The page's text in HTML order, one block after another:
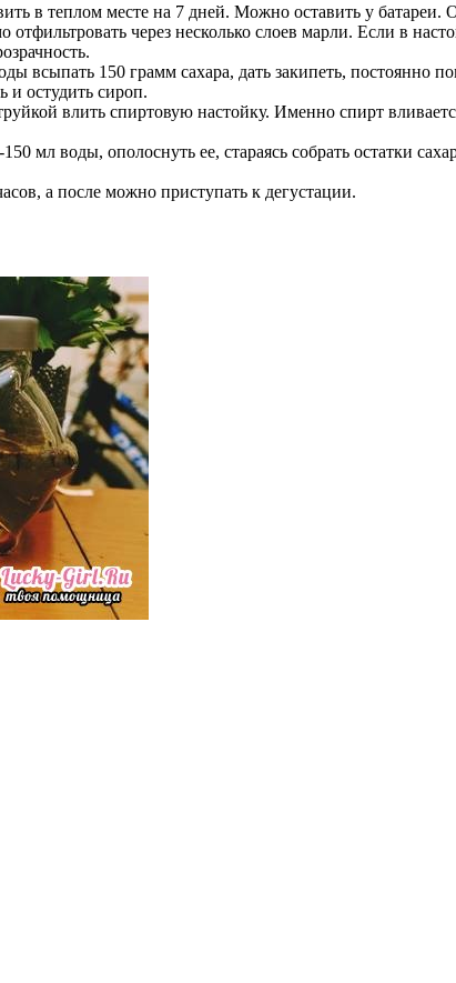
в теплом месте на 7 дней. Можно оставить у батареи.
через несколько слоев марли. Если в
всыпать 150 грамм сахара, дать закипеть,
и остудить сироп.
влить спиртовую настойку. Именно спирт
мл воды, ополоснуть ее, стараясь собрать остатки
а после можно приступать к дегустации.